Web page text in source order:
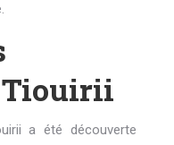
Tiouirii
a été découverte